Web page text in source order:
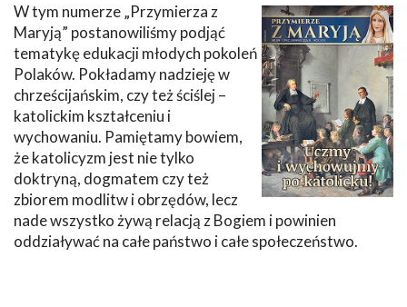
W tym numerze „Przymierza z
Maryją” postanowiliśmy podjąć
tematykę edukacji młodych pokoleń
Polaków. Pokładamy nadzieję w
chrześcijańskim, czy też ściślej –
katolickim kształceniu i
wychowaniu. Pamiętamy bowiem,
że katolicyzm jest nie tylko
doktryną, dogmatem czy też
zbiorem modlitw i obrzędów, lecz
nade wszystko żywą relacją z Bogiem i powinien
oddziaływać na całe państwo i całe społeczeństwo.